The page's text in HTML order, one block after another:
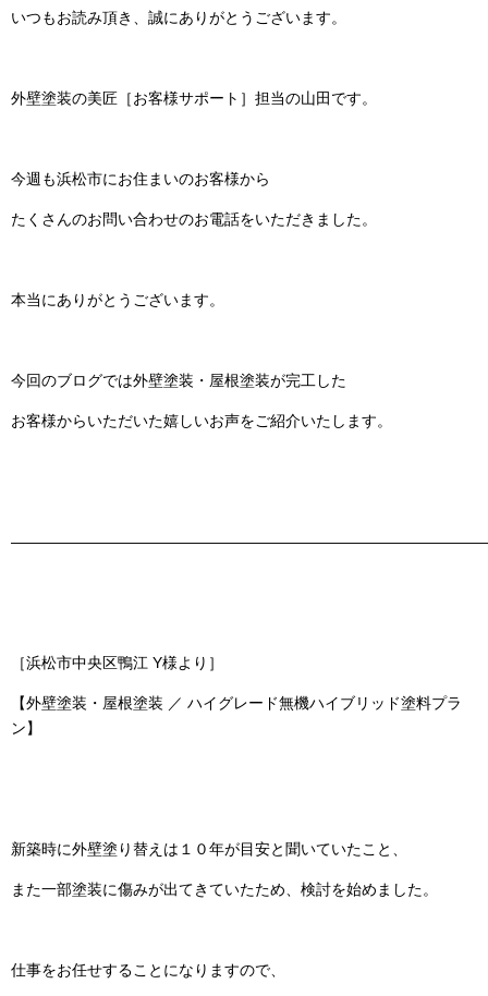
いつもお読み頂き、誠にありがとうございます。
外壁塗装の美匠［お客様サポート］担当の山田です。
今週も浜松市にお住まいのお客様から
たくさんのお問い合わせのお電話をいただきました。
本当にありがとうございます。
今回のブログでは外壁塗装・屋根塗装が完工した
お客様からいただいた嬉しいお声をご紹介いたします。
［浜松市中央区鴨江 Y様より］
【外壁塗装・屋根塗装 ／ ハイグレード無機ハイブリッド塗料プラ
ン】
新築時に外壁塗り替えは１０年が目安と聞いていたこと、
また一部塗装に傷みが出てきていたため、検討を始めました。
仕事をお任せすることになりますので、